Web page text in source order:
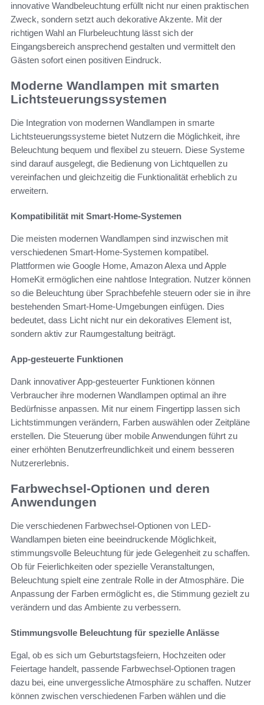
innovative Wandbeleuchtung erfüllt nicht nur einen praktischen
Zweck, sondern setzt auch dekorative Akzente. Mit der
richtigen Wahl an Flurbeleuchtung lässt sich der
Eingangsbereich ansprechend gestalten und vermittelt den
Gästen sofort einen positiven Eindruck.
Moderne Wandlampen mit smarten
Lichtsteuerungssystemen
Die Integration von modernen Wandlampen in smarte
Lichtsteuerungssysteme bietet Nutzern die Möglichkeit, ihre
Beleuchtung bequem und flexibel zu steuern. Diese Systeme
sind darauf ausgelegt, die Bedienung von Lichtquellen zu
vereinfachen und gleichzeitig die Funktionalität erheblich zu
erweitern.
Kompatibilität mit Smart-Home-Systemen
Die meisten modernen Wandlampen sind inzwischen mit
verschiedenen Smart-Home-Systemen kompatibel.
Plattformen wie Google Home, Amazon Alexa und Apple
HomeKit ermöglichen eine nahtlose Integration. Nutzer können
so die Beleuchtung über Sprachbefehle steuern oder sie in ihre
bestehenden Smart-Home-Umgebungen einfügen. Dies
bedeutet, dass Licht nicht nur ein dekoratives Element ist,
sondern aktiv zur Raumgestaltung beiträgt.
App-gesteuerte Funktionen
Dank innovativer App-gesteuerter Funktionen können
Verbraucher ihre modernen Wandlampen optimal an ihre
Bedürfnisse anpassen. Mit nur einem Fingertipp lassen sich
Lichtstimmungen verändern, Farben auswählen oder Zeitpläne
erstellen. Die Steuerung über mobile Anwendungen führt zu
einer erhöhten Benutzerfreundlichkeit und einem besseren
Nutzererlebnis.
Farbwechsel-Optionen und deren
Anwendungen
Die verschiedenen Farbwechsel-Optionen von LED-
Wandlampen bieten eine beeindruckende Möglichkeit,
stimmungsvolle Beleuchtung für jede Gelegenheit zu schaffen.
Ob für Feierlichkeiten oder spezielle Veranstaltungen,
Beleuchtung spielt eine zentrale Rolle in der Atmosphäre. Die
Anpassung der Farben ermöglicht es, die Stimmung gezielt zu
verändern und das Ambiente zu verbessern.
Stimmungsvolle Beleuchtung für spezielle Anlässe
Egal, ob es sich um Geburtstagsfeiern, Hochzeiten oder
Feiertage handelt, passende Farbwechsel-Optionen tragen
dazu bei, eine unvergessliche Atmosphäre zu schaffen. Nutzer
können zwischen verschiedenen Farben wählen und die